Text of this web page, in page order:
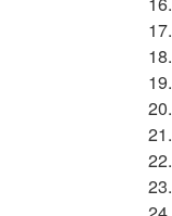
17.
18.
19.
20.
21.
22.
23.